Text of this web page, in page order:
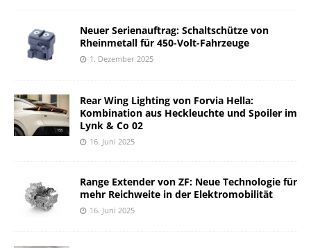
Neuer Serienauftrag: Schaltschütze von
Rheinmetall für 450-Volt-Fahrzeuge
1. Dezember 2025
Rear Wing Lighting von Forvia Hella:
Kombination aus Heckleuchte und Spoiler im
Lynk & Co 02
16. Juni 2025
Range Extender von ZF: Neue Technologie für
mehr Reichweite in der Elektromobilität
16. Juni 2025